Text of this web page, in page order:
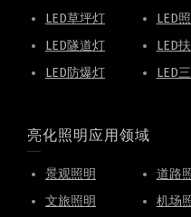
LED草坪灯
LED
LED隧道灯
LED
LED防爆灯
LED
亮化照明应用领域
景观照明 道路
文旅照明
机场